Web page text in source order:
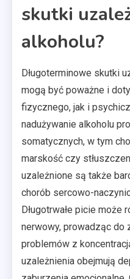
skutki
alkoholu?
Długoterminowe skutki
mogą być poważne i
fizycznego, jak i
nadużywanie alkoholu
somatycznych, w tym
marskość czy
uzależnione są także
chorób sercowo-
Długotrwałe picie może
nerwowy, prowadząc do
problemów z
uzależnienia obejmują